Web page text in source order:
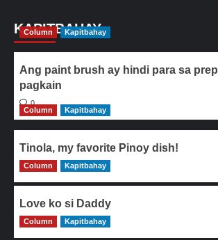
KAPITBAHAY
Column Kapitbahay
Ang paint brush ay hindi para sa
pagkain
0
Column
Kapitbahay
Tinola, my favorite Pinoy dish!
0
Column Kapitbahay
Love ko si Daddy
0
Column Kapitbahay